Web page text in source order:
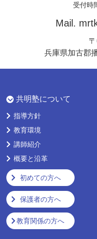
受付時
Mail.
兵庫県加古郡
共明塾について
指導方針
教育環境
講師紹介
概要と沿革
初めての方へ
保護者の方へ
教育関係の方へ